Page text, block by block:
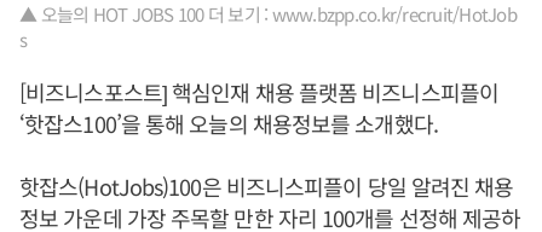
▲ 오늘의 HOT JOBS 100 더 보기 : www.bzpp.co.kr/recruit/HotJob
s
[비즈니스포스트] 핵심인재 채용 플랫폼 비즈니스피플이
‘핫잡스100’을 통해 오늘의 채용정보를 소개했다.
핫잡스(HotJobs)100은 비즈니스피플이 당일 알려진 채용
정보 가운데 가장 주목할 만한 자리 100개를 선정해 제공하